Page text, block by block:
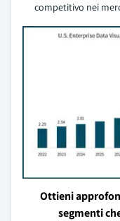
competitivo nei
Ottieni
segmenti